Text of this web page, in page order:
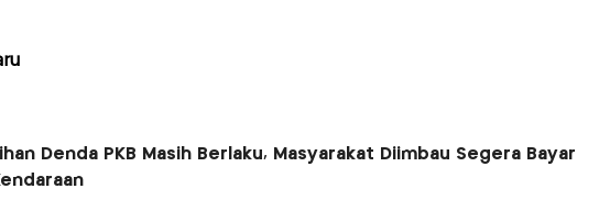
Denda PKB Masih Berlaku, Masyarakat Diimbau Segera Bayar